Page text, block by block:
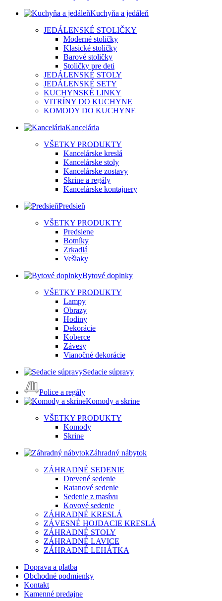
Kuchyňa a jedáleň
JEDÁLENSKÉ STOLIČKY
Moderné stoličky
Klasické stoličky
Barové stoličky
Stoličky pre deti
JEDÁLENSKÉ STOLY
JEDÁLENSKÉ SETY
KUCHYNSKÉ LINKY
VITRÍNY DO KUCHYNE
KOMODY DO KUCHYNE
Kancelária
VŠETKY PRODUKTY
Kancelárske kreslá
Kancelárske stoly
Kancelárske zostavy
Skrine a regály
Kancelárske kontajnery
Predsieň
VŠETKY PRODUKTY
Predsiene
Botníky
Zrkadlá
Vešiaky
Bytové doplnky
VŠETKY PRODUKTY
Lampy
Obrazy
Hodiny
Dekorácie
Koberce
Závesy
Vianočné dekorácie
Sedacie súpravy
Police a regály
Komody a skrine
VŠETKY PRODUKTY
Komody
Skrine
Záhradný nábytok
ZÁHRADNÉ SEDENIE
Drevené sedenie
Ratanové sedenie
Sedenie z masívu
Kovové sedenie
ZÁHRADNÉ KRESLÁ
ZÁVESNÉ HOJDACIE KRESLÁ
ZÁHRADNÉ STOLY
ZÁHRADNÉ LAVICE
ZÁHRADNÉ LEHÁTKA
Doprava a platba
Obchodné podmienky
Kontakt
Kamenné predajne